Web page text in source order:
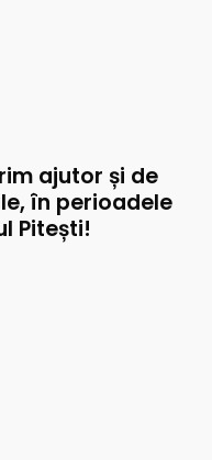
ajutor și de
în perioadele
Pitești!